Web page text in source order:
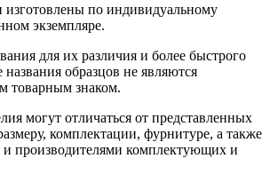
изготовлены по индивидуальному
экземпляре.
для их различия и более быстрого
названия образцов не являются
товарным знаком.
могут отличаться от представленных
комплектации, фурнитуре, а также
производителями комплектующих и